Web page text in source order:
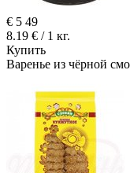
€ 5 49
8.19 € / 1 кг.
Купить
Варенье из чёрной